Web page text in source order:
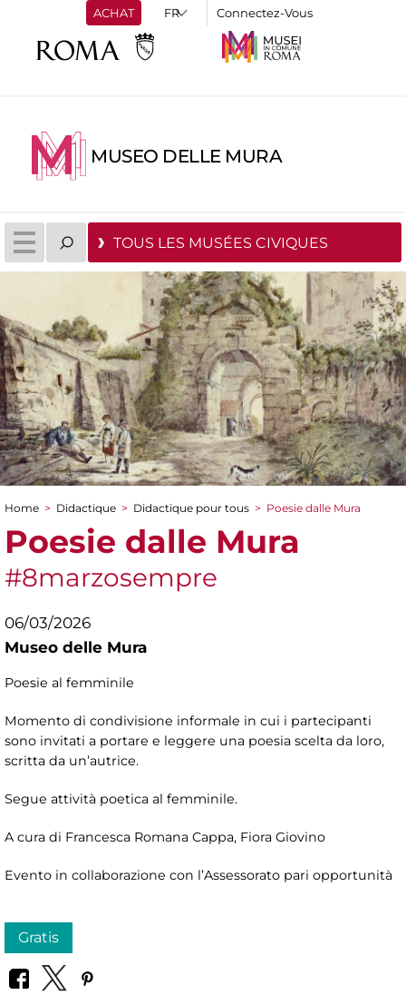
ACHAT Connectez-Vous
MUSEO DELLE MURA
TOUS LES MUSÉES CIVIQUES
You are here
Home > Didactique > Didactique pour tous > Poesie dalle Mura
Poesie dalle Mura
#8marzosempre
06/03/2026
Museo delle Mura
Poesie al femminile
Momento di condivisione informale in cui i partecipanti
sono invitati a portare e leggere una poesia scelta da loro,
scritta da un’autrice.
Segue attività poetica al femminile.
A cura di Francesca Romana Cappa, Fiora Giovino
Evento in collaborazione con l’Assessorato pari opportunità
Gratis